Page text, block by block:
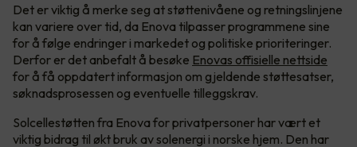
Det er viktig å merke seg at støttenivåene og retningslinjene
kan variere over tid, da Enova tilpasser programmene sine
for å følge endringer i markedet og politiske prioriteringer.
Derfor er det anbefalt å besøke Enovas offisielle nettside
for å få oppdatert informasjon om gjeldende støttesatser,
søknadsprosessen og eventuelle tilleggskrav.
Solcellestøtten fra Enova for privatpersoner har vært et
viktig bidrag til økt bruk av solenergi i norske hjem. Den har